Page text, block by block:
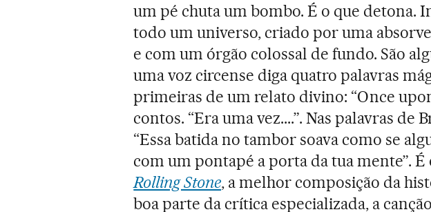
um pé chuta um bombo. É o que detona.
todo um universo, criado por uma
e com um órgão colossal de fundo. São
uma voz circense diga quatro palavras
primeiras de um relato divino: “Once
contos. “Era uma vez....”. Nas palavras de
“Essa batida no tambor soava como se
com um pontapé a porta da tua mente”.
Rolling Stone, a melhor composição da
boa parte da crítica especializada, a